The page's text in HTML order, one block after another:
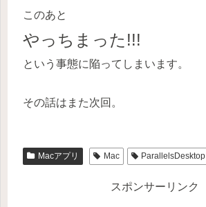
このあと
やっちまった!!!
という事態に陥ってしまいます。
その話はまた次回。
Macアプリ Mac ParallelsDesktop
スポンサーリンク